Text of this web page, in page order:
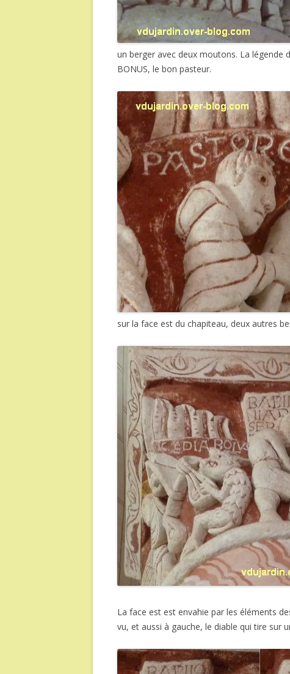
un berger avec deux moutons. La légende
BONUS, le bon pasteur.
sur la face est du chapiteau, deux autres
La face est est envahie par les éléments
vu, et aussi à gauche, le diable qui tire sur